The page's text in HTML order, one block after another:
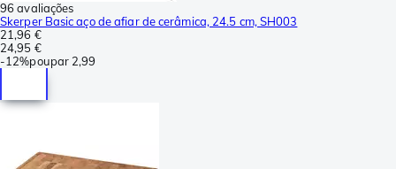
96 avaliações
Skerper Basic aço de afiar de cerâmica, 24.5 cm, SH003
21,96 €
24,95 €
-12%poupar 2,99